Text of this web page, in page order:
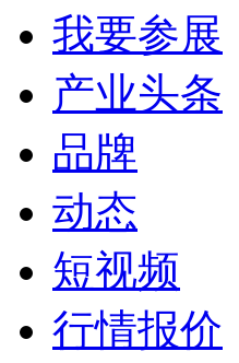
我要参展
产业头条
品牌
动态
短视频
行情报价